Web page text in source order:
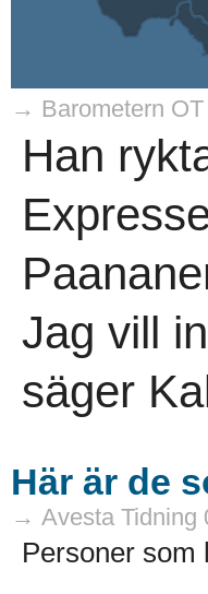
→ Barometern OT
Han
Jag vill
säger
Här är de
→ Avesta Tidning
Personer som